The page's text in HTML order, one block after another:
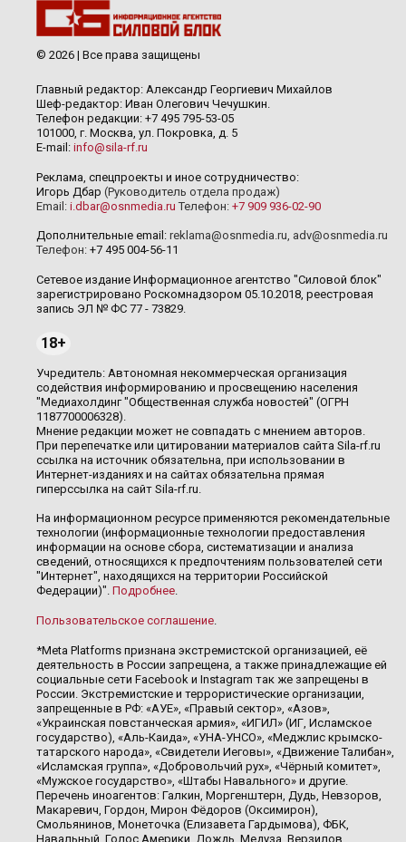
© 2026 | Все права защищены
Главный редактор: Александр Георгиевич Михайлов
Шеф-редактор: Иван Олегович Чечушкин.
Телефон редакции: +7 495 795-53-05
101000, г. Москва, ул. Покровка, д. 5
E-mail: info@sila-rf.ru
Реклама, спецпроекты и иное сотрудничество:
Игорь Дбар (Руководитель отдела продаж)
Email: i.dbar@osnmedia.ru Телефон: +7 909 936-02-90
Дополнительные email: reklama@osnmedia.ru adv@osnmedia.ru
Телефон: +7 495 004-56-11
Сетевое издание Информационное агентство "Силовой блок"
зарегистрировано Роскомнадзором 05.10.2018, реестровая
запись ЭЛ № ФС 77 - 73829.
18+
Учредитель: Автономная некоммерческая организация
содействия информированию и просвещению населения
"Медиахолдинг "Общественная служба новостей" (ОГРН
1187700006328).
Мнение редакции может не совпадать с мнением авторов.
При перепечатке или цитировании материалов сайта Sila-rf.ru
ссылка на источник обязательна, при использовании в
Интернет-изданиях и на сайтах обязательна прямая
гиперссылка на сайт Sila-rf.ru.
На информационном ресурсе применяются рекомендательные
технологии (информационные технологии предоставления
информации на основе сбора, систематизации и анализа
сведений, относящихся к предпочтениям пользователей сети
"Интернет", находящихся на территории Российской
Федерации)". Подробнее
Пользовательское соглашение
*Meta Platforms признана экстремистской организацией, её
деятельность в России запрещена, а также принадлежащие ей
социальные сети Facebook и Instagram так же запрещены в
России. Экстремистские и террористические организации,
запрещенные в РФ: «АУЕ», «Правый сектор», «Азов»,
«Украинская повстанческая армия», «ИГИЛ» (ИГ, Исламское
государство), «Аль-Каида», «УНА-УНСО», «Меджлис крымско-
татарского народа», «Свидетели Иеговы», «Движение Талибан»,
«Исламская группа», «Добровольчий рух», «Чёрный комитет»,
«Мужское государство», «Штабы Навального» и другие.
Перечень иноагентов: Галкин, Моргенштерн, Дудь, Невзоров,
Макаревич, Гордон, Мирон Фёдоров (Оксимирон),
Смольянинов, Монеточка (Елизавета Гардымова), ФБК,
Навальный, Голос Америки, Дождь, Медуза, Верзилов,